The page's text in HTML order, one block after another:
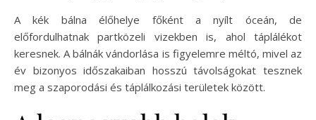
A kék bálna élőhelye főként a nyílt óceán, de
előfordulhatnak partközeli vizekben is, ahol táplálékot
keresnek. A bálnák vándorlása is figyelemre méltó, mivel az
év bizonyos időszakaiban hosszú távolságokat tesznek
meg a szaporodási és táplálkozási területek között.